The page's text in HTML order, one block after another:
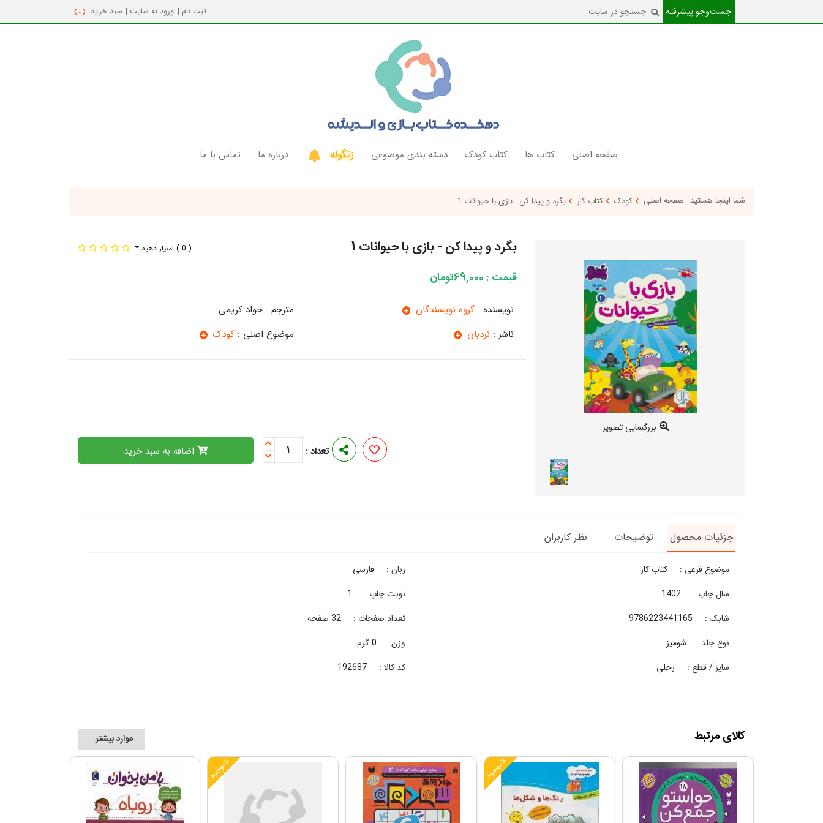
جست‌و‌جو پیشرفته ثبت نام | ورود به سایت | سبد خرید ( 0 )
صفحه اصلی کتاب ها کتاب کودک دسته بندی موضوعی زنگوله درباره ما تماس با ما
شما اینجا هستید صفحه اصلی کودک کتاب کار بگرد و پیدا کن - بازی با حیوانات 1
بزرگنمایی تصویر
بگرد و پیدا کن - بازی با حیوانات 1 ( 0 ) امتیاز دهید
قیمت : 69,000تومان
نویسنده : گروه نویسندگان مترجم : جواد کریمی
ناشر : نردبان موضوع اصلی : کودک
تعداد : 1 اضافه به سبد خرید
جزئیات محصول توضیحات نظر کاربران
موضوع فرعی : کتاب کار زبان : فارسی
سال چاپ : 1402 نوبت چاپ : 1
شابک : 9786223441165 تعداد صفحات : 32 صفحه
نوع جلد: شومیز وزن: 0 گرم
سایز / قطع : رحلی کد کالا : 192687
کالای مرتبط موارد بیشتر
ناموجود ناموجود